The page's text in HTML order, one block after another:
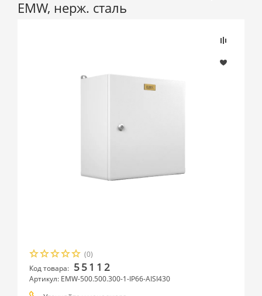
EMW, нерж. сталь
(0)
Код товара: 55112
Артикул: EMW-500.500.300-1-IP66-AISI430